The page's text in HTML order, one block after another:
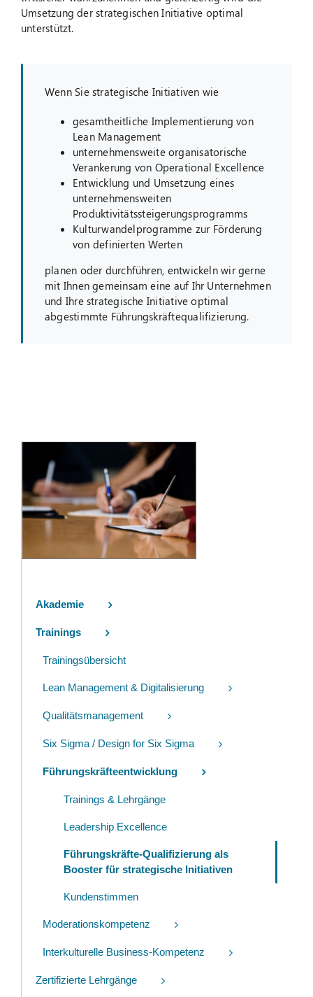
Umsetzung der strategischen Initiative optimal
unterstützt.
Wenn Sie strategische Initiativen wie
gesamtheitliche Implementierung von
Lean Management
unternehmensweite organisatorische
Verankerung von Operational Excellence
Entwicklung und Umsetzung eines
unternehmensweiten
Produktivitätssteigerungsprogramms
Kulturwandelprogramme zur Förderung
von definierten Werten
planen oder durchführen, entwickeln wir gerne
mit Ihnen gemeinsam eine auf Ihr Unternehmen
und Ihre strategische Initiative optimal
abgestimmte Führungskräftequalifizierung.
Akademie
Trainings
Trainingsübersicht
Lean Management & Digitalisierung
Qualitätsmanagement
Six Sigma / Design for Six Sigma
Führungskräfteentwicklung
Trainings & Lehrgänge
Leadership Excellence
Führungskräfte-Qualifizierung als
Booster für strategische Initiativen
Kundenstimmen
Moderationskompetenz
Interkulturelle Business-Kompetenz
Zertifizierte Lehrgänge